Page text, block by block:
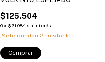
$126.504
6x $21.084 sin interés
¡Solo quedan 2 en stock!
Comprar